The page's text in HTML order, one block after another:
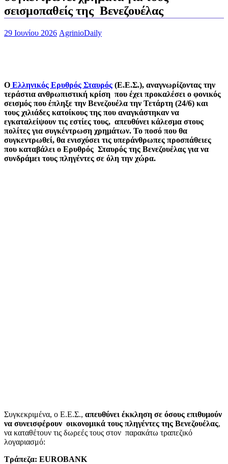
σεισμοπαθείς της Βενεζουέλας
29 Ιουνίου 2026 AgrinioDaily
Ο Ελληνικός Ερυθρός Σταυρός (E.E.Σ.), αναγνωρίζοντας την
τεράστια ανθρωπιστική κρίση που έχει προκαλέσει ο φονικός
σεισμός που έπληξε την Βενεζουέλα την Τετάρτη (24/6) και
τους χιλιάδες κατοίκους της που αναγκάστηκαν να
εγκαταλείψουν τις εστίες τους, απευθύνει κάλεσμα στους
πολίτες για συγκέντρωση χρημάτων. Το ποσό που θα
συγκεντρωθεί, θα ενισχύσει τις υπεράνθρωπες προσπάθειες
που καταβάλει ο Ερυθρός Σταυρός της Βενεζουέλας για να
συνδράμει τους πληγέντες σε όλη την χώρα.
Συγκεκριμένα, ο Ε.Ε.Σ., απευθύνει έκκληση σε όσους επιθυμούν
να συνεισφέρουν οικονομικά τους πληγέντες της Βενεζουέλας,
να καταθέτουν τις δωρεές τους στον παρακάτω τραπεζικό
λογαριασμό:
Τράπεζα: EUROBANK